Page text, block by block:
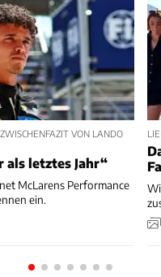
VON LANDO
als letztes Jahr“
McLarens Performance
ein.